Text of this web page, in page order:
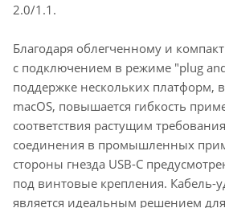
2.0/1.1.
Благодаря облегченному и
с подключением в режиме "plug
поддержке нескольких платформ,
macOS, повышается гибкость
соответствия растущим
соединения в промышленных
стороны гнезда USB-C
под винтовые крепления. Кабель-
является идеальным решением